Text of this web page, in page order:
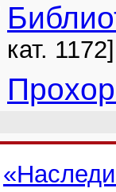
кат. 1172]